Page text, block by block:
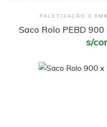
PALETIZAÇÃO E
Saco Rolo PEBD
s/